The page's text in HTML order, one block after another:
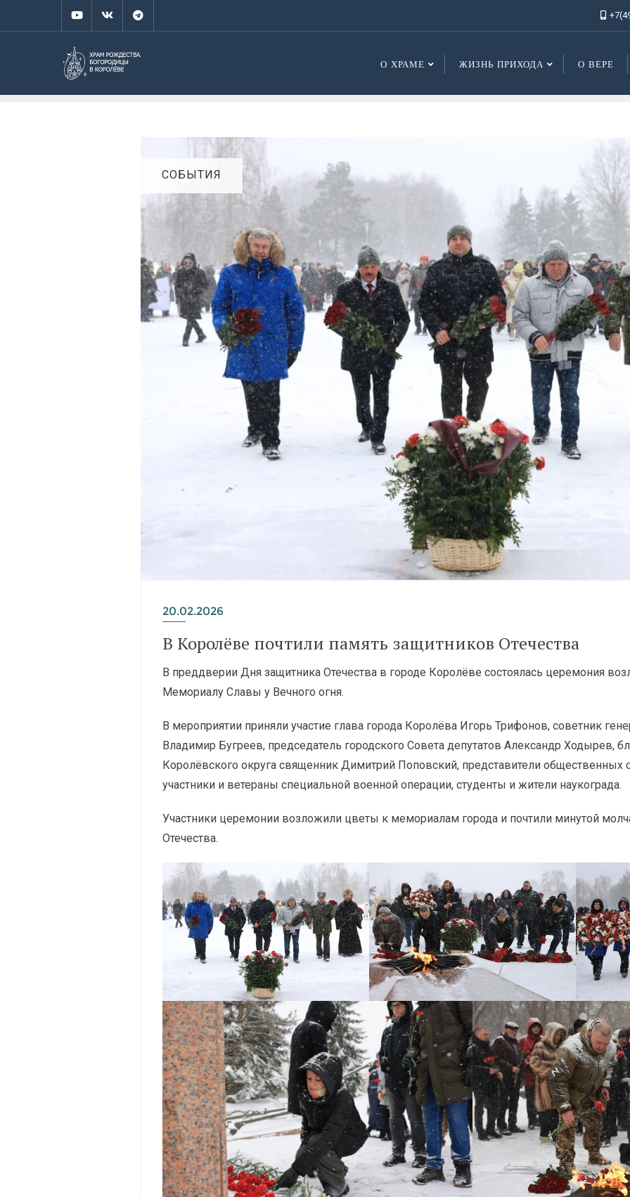
О ХРАМЕ ЖИЗНЬ ПРИХОДА О ВЕРЕ
СОБЫТИЯ
20.02.2026
В Королёве почтили память защитников Отечества
В преддверии Дня защитника Отечества в городе Королёве состоялась церемония
Мемориалу Славы у Вечного огня.
В мероприятии приняли участие глава города Королёва Игорь Трифонов, советник
Владимир Бугреев, председатель городского Совета депутатов Александр Ходырев,
Королёвского округа священник Димитрий Поповский, представители общественных
участники и ветераны специальной военной операции, студенты и жители наукограда.
Участники церемонии возложили цветы к мемориалам города и почтили минутой
Отечества.